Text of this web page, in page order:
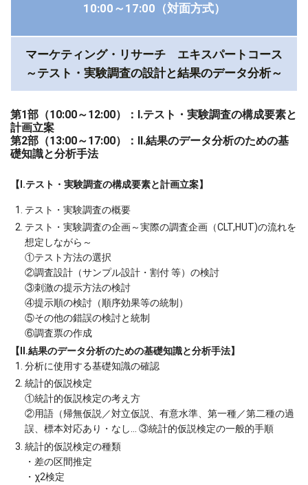
10:00～17:00（対面方式）
マーケティング・リサーチ エキスパートコース
～テスト・実験調査の設計と結果のデータ分析～
第1部（10:00～12:00）：Ⅰ.テスト・実験調査の構成要素と
計画立案
第2部（13:00～17:00）：Ⅱ.結果のデータ分析のための基
礎知識と分析手法
【Ⅰ.テスト・実験調査の構成要素と計画立案】
テスト・実験調査の概要
テスト・実験調査の企画～実際の調査企画（CLT,HUT)の流れを
想定しながら～
①テスト方法の選択
②調査設計（サンプル設計・割付 等）の検討
③刺激の提示方法の検討
④提示順の検討（順序効果等の統制）
⑤その他の錯誤の検討と統制
⑥調査票の作成
【Ⅱ.結果のデータ分析のための基礎知識と分析手法】
分析に使用する基礎知識の確認
統計的仮説検定
①統計的仮説検定の考え方
②用語（帰無仮説／対立仮説、有意水準、第一種／第二種の過
誤、標本対応あり・なし… ③統計的仮説検定の一般的手順
統計的仮説検定の種類
・差の区間推定
・χ2検定